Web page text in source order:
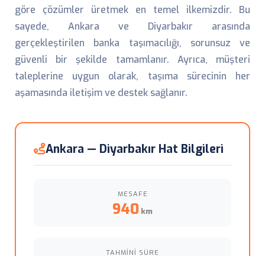
göre çözümler üretmek en temel ilkemizdir. Bu
sayede, Ankara ve Diyarbakır arasında
gerçekleştirilen banka taşımacılığı, sorunsuz ve
güvenli bir şekilde tamamlanır. Ayrıca, müşteri
taleplerine uygun olarak, taşıma sürecinin her
aşamasında iletişim ve destek sağlanır.
Ankara — Diyarbakır Hat Bilgileri
MESAFE
940 km
TAHMINI SÜRE